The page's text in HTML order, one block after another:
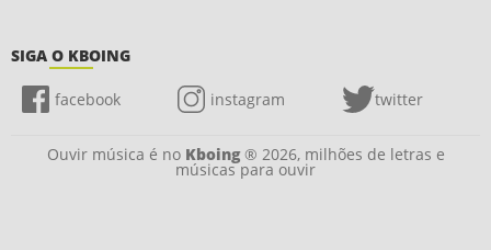
SIGA O KBOING
facebook instagram twitter
Ouvir música é no Kboing® 2026, milhões de letras e
músicas para ouvir